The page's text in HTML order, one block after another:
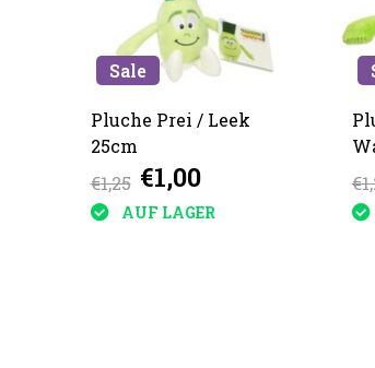
Sale
Pluche Prei / Leek
25cm
€1,25 €1,00
AUF LAGER